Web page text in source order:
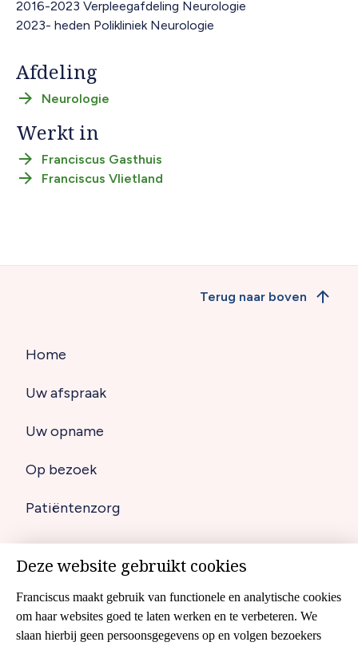
2016-2023 Verpleegafdeling Neurologie
2023- heden Polikliniek Neurologie
Afdeling
Neurologie
Werkt in
Franciscus Gasthuis
Franciscus Vlietland
(footer)
Home
Uw afspraak
Uw opname
Op bezoek
Patiëntenzorg
Footer
navigation
Disclaimer
Cookies
Cliëntenraad
Terug naar boven
Deze website gebruikt cookies
Franciscus maakt gebruik van functionele en analytische cookies
om haar websites goed te laten werken en te verbeteren. We
slaan hierbij geen persoonsgegevens op en volgen bezoekers